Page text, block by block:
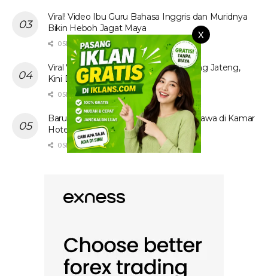
X
Viral! Video Ibu Guru Bahasa Inggris dan Muridnya
Bikin Heboh Jagat Maya
0 SHARES
Viral Video Tak Senonoh Sejoli di Batang Jateng,
Kini Diburu
0 SHARES
Baru! Video Cewek Jilbab Cantik Asal Jawa di Kamar
Hotel Hebohkan Media Sosial
0 SHARES